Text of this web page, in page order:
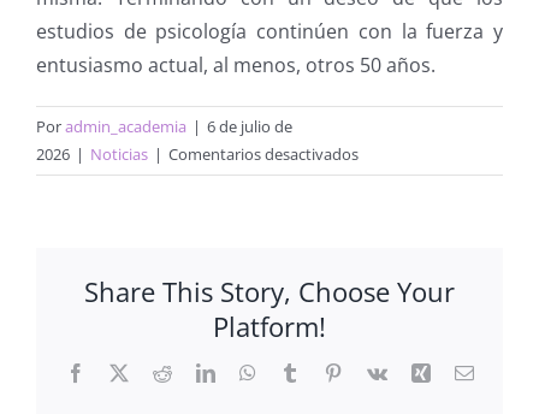
estudios de psicología continúen con la fuerza y
entusiasmo actual, al menos, otros 50 años.
Poradmin_academia | 6 de julio de
2026 | Noticias | Comentarios desactivadosen
50
estudios
en
Share This Story, Choose Your
Platform!
Facebook
X RedditLinkedInWhatsApp
TumblrPinterest
Vk Xing Correo